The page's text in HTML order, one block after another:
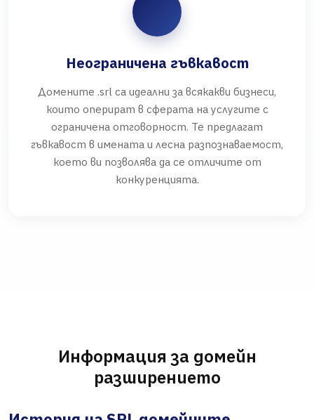
Неограничена гъвкавост
Домените .srl са идеални за всякакви бизнеси,
които оперират в сферата на услугите с
ограничена отговорност. Те предлагат
гъвкавост в имената и лесна разпознаваемост,
което ви позволява да се отличите от
конкуренцията.
Информация за домейн
разширението